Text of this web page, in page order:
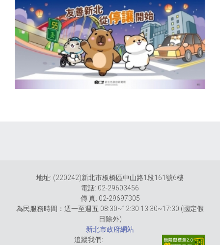
地址: (220242)新北市板橋區中山路1段161號6樓
電話: 02-29603456
傳 真: 02-29697305
為民服務時間：週一至週五 08:30~12:30 13:30~17:30 (國定假
日除外)
新北市政府網站
追蹤我們: